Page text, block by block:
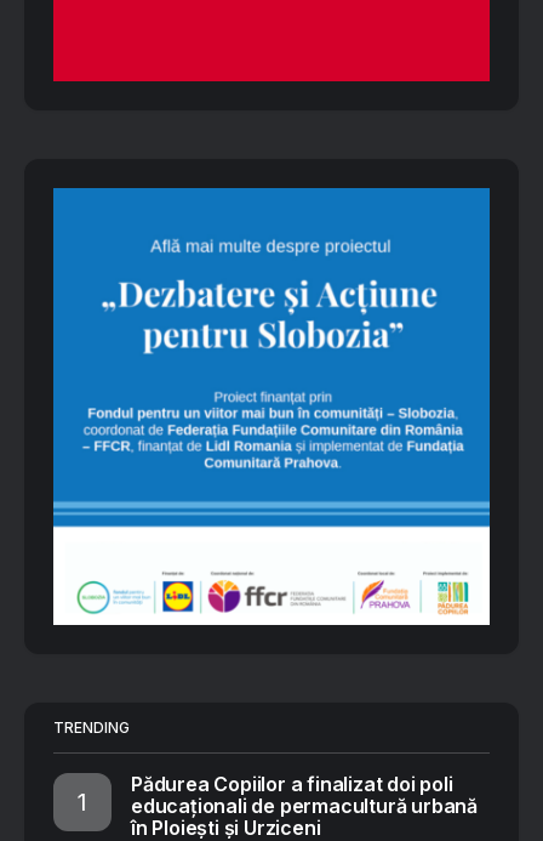
TRENDING
Pădurea Copiilor a finalizat doi poli
educaționali de permacultură urbană
în Ploiești și Urziceni